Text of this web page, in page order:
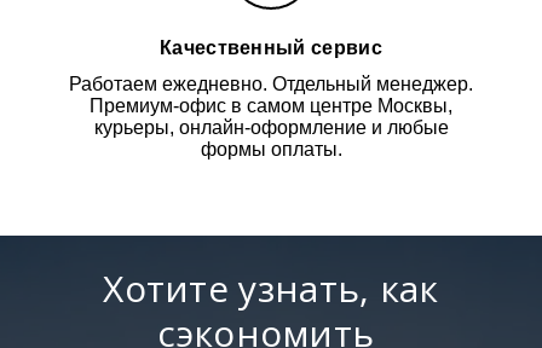
Качественный сервис
Работаем ежедневно. Отдельный менеджер.
Премиум-офис в самом центре Москвы,
курьеры, онлайн-оформление и любые
формы оплаты.
Хотите узнать, как
сэкономить